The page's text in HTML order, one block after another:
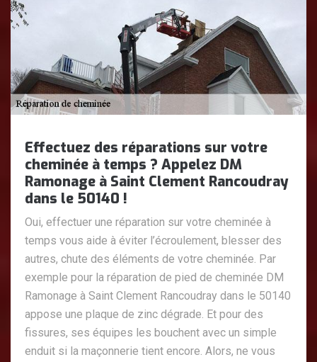
Effectuez des réparations sur votre
cheminée à temps ? Appelez DM
Ramonage à Saint Clement Rancoudray
dans le 50140 !
Oui, effectuer une réparation sur votre cheminée à
temps vous aide à éviter l’écroulement, blesser des
autres, chute des éléments de votre cheminée. Par
exemple pour la réparation de pied de cheminée DM
Ramonage à Saint Clement Rancoudray dans le 50140
appose une plaque de zinc dégrade. Et pour des
fissures, ses équipes les bouchent avec un simple
enduit si la maçonnerie tient encore. Alors, ne vous